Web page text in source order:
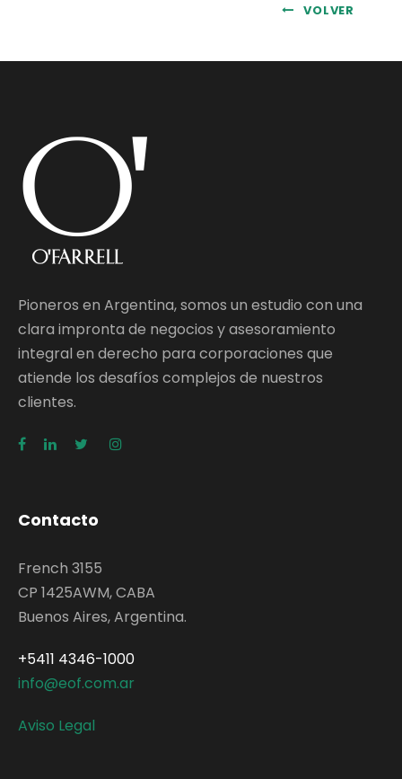
VOLVER
Pioneros en Argentina, somos un estudio con una
clara impronta de negocios y asesoramiento
integral en derecho para corporaciones que
atiende los desafíos complejos de nuestros
clientes.
Contacto
French 3155
CP 1425AWM, CABA
Buenos Aires, Argentina.
+5411 4346-1000
info@eof.com.ar
Aviso Legal